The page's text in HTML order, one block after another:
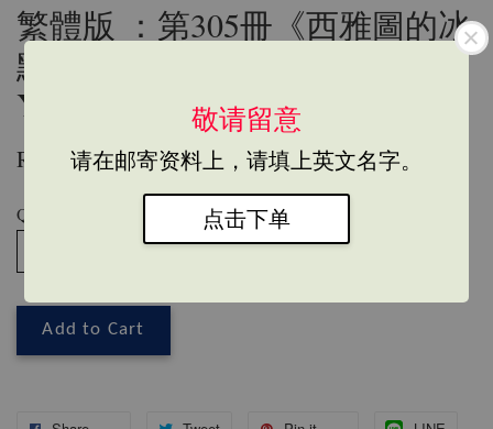
敬请留意
请在邮寄资料上，请填上英文名字。
点击下单
繁體版 ：第305冊《西雅圖的冰
點》#305 Book Master Sheng
Yen Lu
RM 35.00
Quantity
Add to Cart